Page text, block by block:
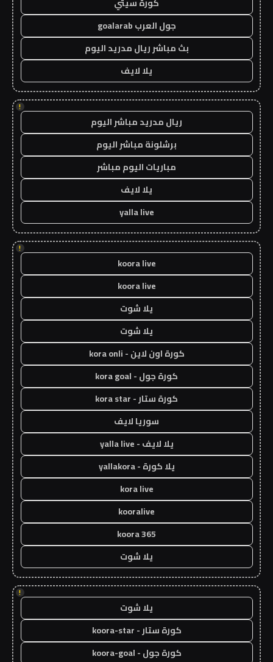
كورة سيتي
جول العرب goalarab
بث مباشر ريال مدريد اليوم
يلا لايف
!
ريال مدريد مباشر اليوم
برشلونة مباشر اليوم
مباريات اليوم مباشر
يلا لايف
yalla live
!
koora live
koora live
يلا شوت
يلا شوت
كورة اون لاين - kora onli
كورة جول - kora goal
كورة ستار - kora star
سوريا لايف
يلا لايف - yalla live
يلا كورة - yallakora
kora live
kooralive
koora 365
يلا شوت
!
يلا شوت
كورة ستار - koora-star
كورة جول - koora-goal